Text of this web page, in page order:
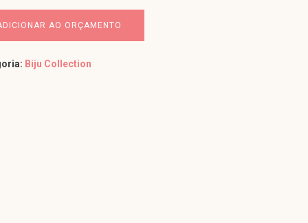
AO ORÇAMENTO
Biju Collection